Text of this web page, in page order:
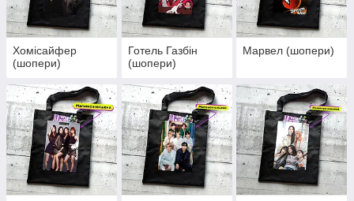
Хомісайфер
(шопери)
Готель Газбін
(шопери)
Марвел (шопери)